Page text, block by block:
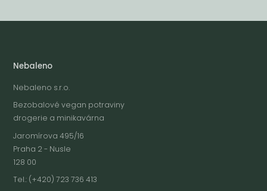
Nebaleno
Nebaleno s.r.o.
Bezobalové vegan potraviny
drogerie a minikavárna
Jaromírova 495/16
Praha 2 - Nusle
128 00
Tel.: (+420) 723 736 413